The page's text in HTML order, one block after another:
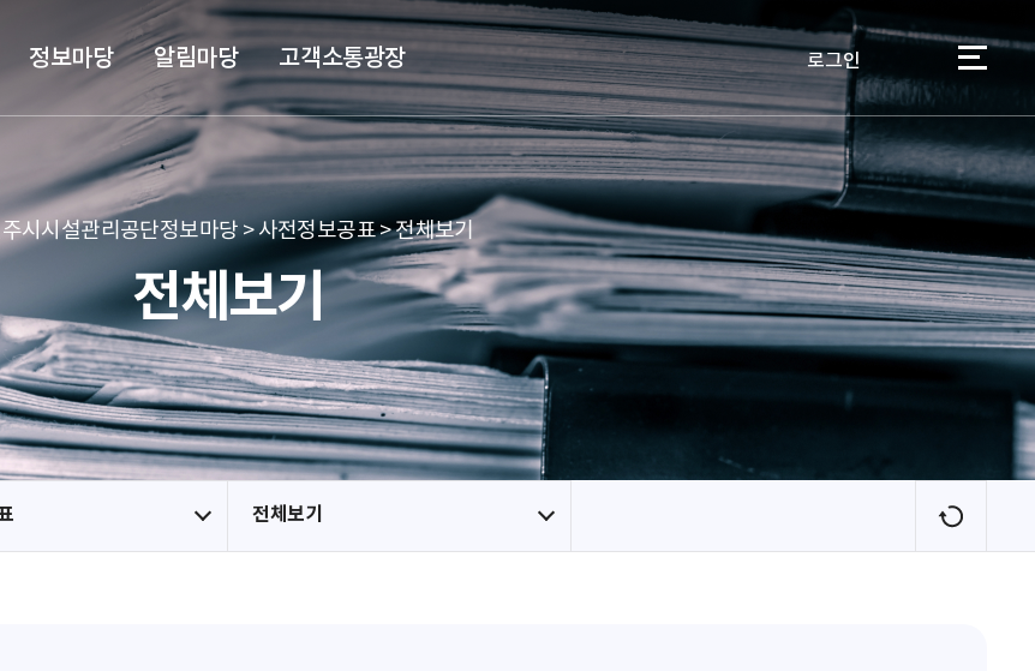
본문 바로가기
메뉴 바로가기
정보마당 알림마당 고객소통광장 로그인 이용자
시시설관리공단정보마당 > 사전정보공표 > 전체보기
전체보기
전체보기
새
로